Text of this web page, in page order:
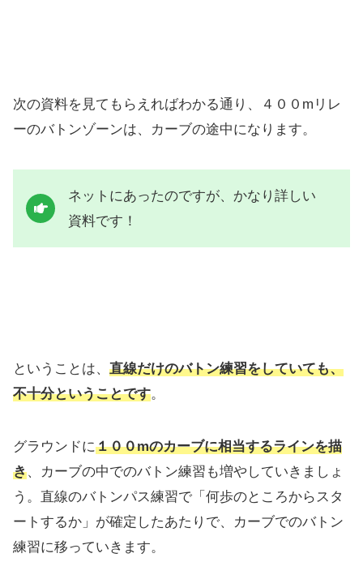
次の資料を見てもらえればわかる通り、４００mリレ
ーのバトンゾーンは、カーブの途中になります。
ネットにあったのですが、かなり詳しい
資料です！
ということは、 直線だけのバトン練習をしていても、
不十分ということです。
グラウンドに１００mのカーブに相当するラインを描
き、カーブの中でのバトン練習も増やしていきましょ
う。直線のバトンパス練習で「何歩のところからスタ
ートするか」が確定したあたりで、カーブでのバトン
練習に移っていきます。